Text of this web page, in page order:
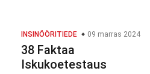
INSINÖÖRITIEDE 09 marras 2024
38 Faktaa
Iskukoetestaus